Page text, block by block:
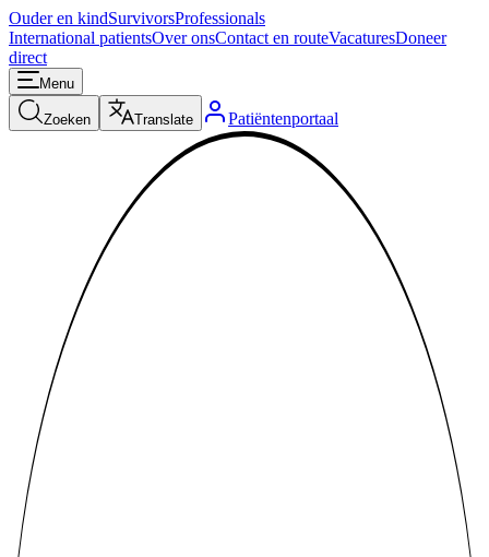
Ouder en kindSurvivorsProfessionals
International patientsOver onsContact en routeVacaturesDoneer
direct
Menu
Zoeken Translate Patiëntenportaal